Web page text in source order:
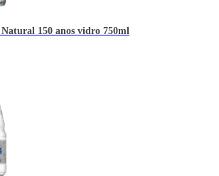
150 anos vidro 750ml